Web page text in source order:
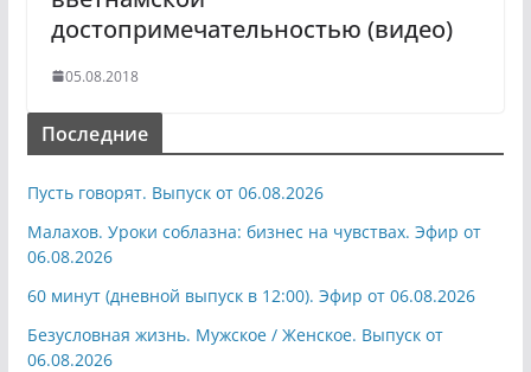
достопримечательностью (видео)
05.08.2018
Последние
Пусть говорят. Выпуск от 06.08.2026
Малахов. Уроки соблазна: бизнес на чувствах. Эфир от
06.08.2026
60 минут (дневной выпуск в 12:00). Эфир от 06.08.2026
Безусловная жизнь. Мужское / Женское. Выпуск от
06.08.2026